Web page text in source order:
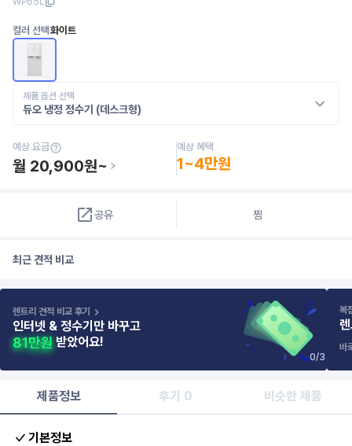
컬러 선택화이트
제품 옵션 선택
듀오 냉정 정수기 (데스크형)
예상 요금
월 20,900원~
예상 혜택
1~4만원
공유 찜
최근 견적 비교
렌트리 견적 비교 후기
인터넷 & 정수기만 바꾸고
받았어요!
복
바
0/3
제품정보 후기 0 비슷한 제품
기본정보